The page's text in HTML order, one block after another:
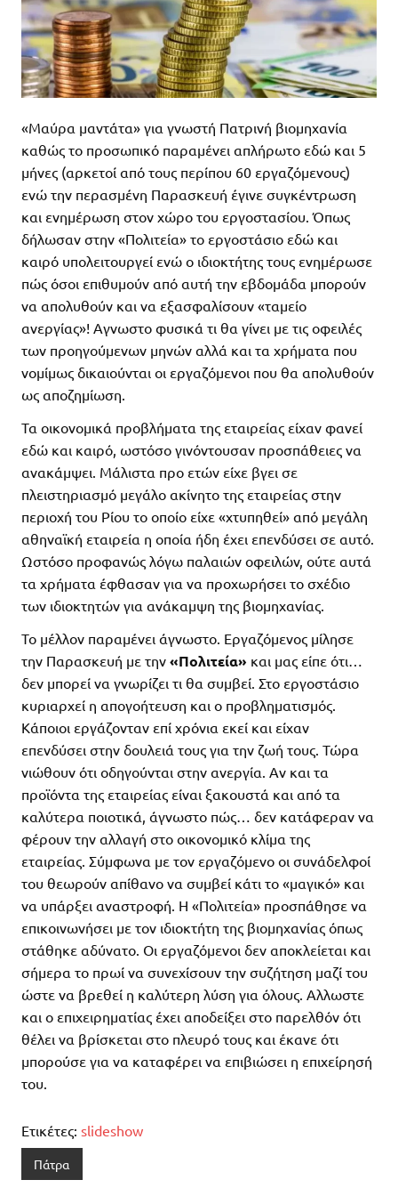
«Μαύρα μαντάτα» για γνωστή Πατρινή βιομηχανία
καθώς το προσωπικό παραμένει απλήρωτο εδώ και 5
μήνες (αρκετοί από τους περίπου 60 εργαζόμενους)
ενώ την περασμένη Παρασκευή έγινε συγκέντρωση
και ενημέρωση στον χώρο του εργοστασίου. Όπως
δήλωσαν στην «Πολιτεία» το εργοστάσιο εδώ και
καιρό υπολειτουργεί ενώ ο ιδιοκτήτης τους ενημέρωσε
πώς όσοι επιθυμούν από αυτή την εβδομάδα μπορούν
να απολυθούν και να εξασφαλίσουν «ταμείο
ανεργίας»! Αγνωστο φυσικά τι θα γίνει με τις οφειλές
των προηγούμενων μηνών αλλά και τα χρήματα που
νομίμως δικαιούνται οι εργαζόμενοι που θα απολυθούν
ως αποζημίωση.
Τα οικονομικά προβλήματα της εταιρείας είχαν φανεί
εδώ και καιρό, ωστόσο γινόντουσαν προσπάθειες να
ανακάμψει. Μάλιστα προ ετών είχε βγει σε
πλειστηριασμό μεγάλο ακίνητο της εταιρείας στην
περιοχή του Ρίου το οποίο είχε «χτυπηθεί» από μεγάλη
αθηναϊκή εταιρεία η οποία ήδη έχει επενδύσει σε αυτό.
Ωστόσο προφανώς λόγω παλαιών οφειλών, ούτε αυτά
τα χρήματα έφθασαν για να προχωρήσει το σχέδιο
των ιδιοκτητών για ανάκαμψη της βιομηχανίας.
Το μέλλον παραμένει άγνωστο. Εργαζόμενος μίλησε
την Παρασκευή με την «Πολιτεία» και μας είπε ότι…
δεν μπορεί να γνωρίζει τι θα συμβεί. Στο εργοστάσιο
κυριαρχεί η απογοήτευση και ο προβληματισμός.
Κάποιοι εργάζονταν επί χρόνια εκεί και είχαν
επενδύσει στην δουλειά τους για την ζωή τους. Τώρα
νιώθουν ότι οδηγούνται στην ανεργία. Αν και τα
προϊόντα της εταιρείας είναι ξακουστά και από τα
καλύτερα ποιοτικά, άγνωστο πώς… δεν κατάφεραν να
φέρουν την αλλαγή στο οικονομικό κλίμα της
εταιρείας. Σύμφωνα με τον εργαζόμενο οι συνάδελφοί
του θεωρούν απίθανο να συμβεί κάτι το «μαγικό» και
να υπάρξει αναστροφή. Η «Πολιτεία» προσπάθησε να
επικοινωνήσει με τον ιδιοκτήτη της βιομηχανίας όπως
στάθηκε αδύνατο. Οι εργαζόμενοι δεν αποκλείεται και
σήμερα το πρωί να συνεχίσουν την συζήτηση μαζί του
ώστε να βρεθεί η καλύτερη λύση για όλους. Αλλωστε
και ο επιχειρηματίας έχει αποδείξει στο παρελθόν ότι
θέλει να βρίσκεται στο πλευρό τους και έκανε ότι
μπορούσε για να καταφέρει να επιβιώσει η επιχείρησή
του.
Ετικέτες: slideshow
Πάτρα